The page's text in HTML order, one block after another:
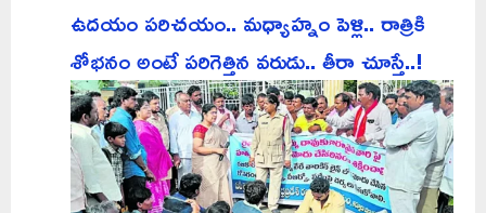
ఉదయం పరిచయం.. మధ్యాహ్నం పెళ్లి.. రాత్రికి
శోభనం అంటే పరిగెత్తిన వరుడు.. తీరా చూస్తే..!